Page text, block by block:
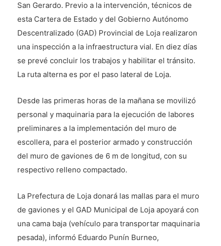
San Gerardo. Previo a la intervención, técnicos de
esta Cartera de Estado y del Gobierno Autónomo
Descentralizado (GAD) Provincial de Loja realizaron
una inspección a la infraestructura vial. En diez días
se prevé concluir los trabajos y habilitar el tránsito.
La ruta alterna es por el paso lateral de Loja.
Desde las primeras horas de la mañana se movilizó
personal y maquinaria para la ejecución de labores
preliminares a la implementación del muro de
escollera, para el posterior armado y construcción
del muro de gaviones de 6 m de longitud, con su
respectivo relleno compactado.
La Prefectura de Loja donará las mallas para el muro
de gaviones y el GAD Municipal de Loja apoyará con
una cama baja (vehículo para transportar maquinaria
pesada), informó Eduardo Punín Burneo,